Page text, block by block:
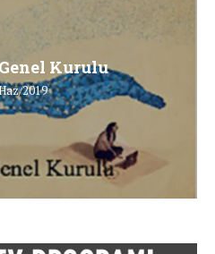
Kurulu
2019